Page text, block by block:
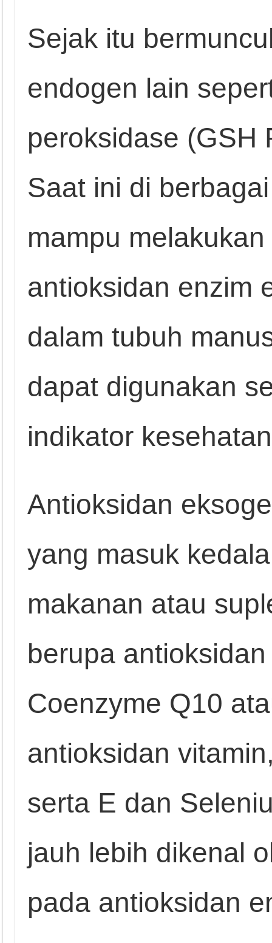
Sejak itu
endogen lain
peroksidase (GSH
Saat ini di
mampu
antioksidan enzim
dalam tubuh
dapat digunakan
indikator
Antioksidan
yang masuk
makanan atau
berupa
Coenzyme Q10
antioksidan
serta E dan
jauh lebih dikenal
pada antioksidan